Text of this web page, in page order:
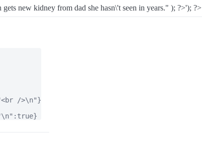
new kidney from dad she hasn\'t seen in years." ); ?>'); ?>
/>\n"}